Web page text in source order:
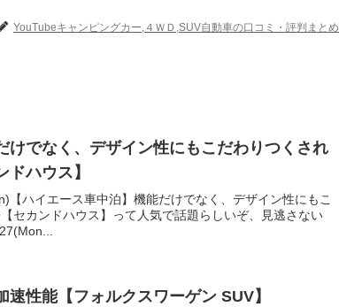
YouTubeキャンピングカー,４ＷＤ,SUV自動車の口コミ・評判まとめ
けでなく、デザイン性にもこだわりつくされ
ハウス】
ハイエース車中泊】機能だけでなく、デザイン性にもこ
セカンドハウス】って人気で話題らしいぞ、見逃さない
性能【フォルクスワーゲン SUV】